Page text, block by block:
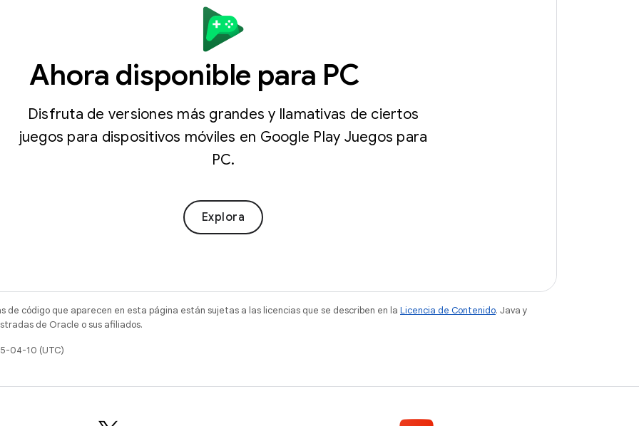
Ahora disponible para PC
Disfruta de versiones más grandes y llamativas de ciertos
juegos para dispositivos móviles en Google Play Juegos para
PC.
Explora
de código que aparecen en esta página están sujetas a las licencias que se describen en la Licencia de Contenido. Java y
de Oracle o sus afiliados.
04-10 (UTC)